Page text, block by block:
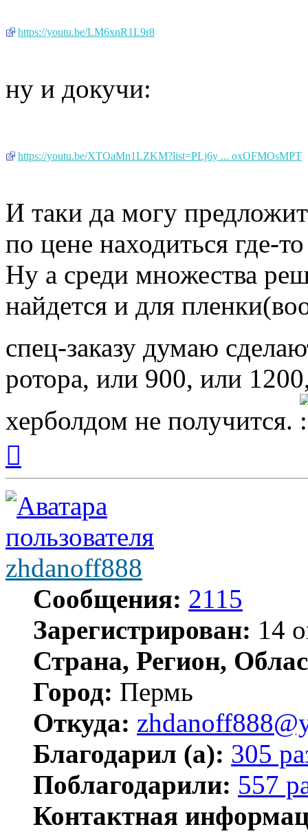
https://youtu.be/LM6xnR1L9r8
ну и докучи:
https://youtu.be/XTOaMn1LZKM?list=PLj6y ... oxOFMOsMPT
И таки да могу
по цене находиться где-
Ну а среди множества
найдется и для
спец-заказу думаю
ротора, или 900, или
херболдом не получится.
началу
zhdanoff888
Сообщения: 2115
Зарегистрирован: 14
Страна, Регион,
Город: Пермь
Откуда:
Благодарил (а): 305
Поблагодарили: 557
Контактная